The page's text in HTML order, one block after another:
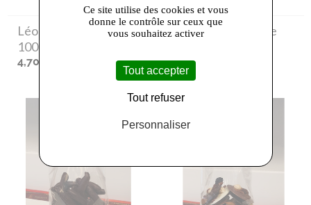
Léonidas
- Tablette
100g lait
4,70 €
Léonidas
- Tablette
4,70 €
Ce site utilise des cookies et vous
donne le contrôle sur ceux que
vous souhaitez activer
Tout accepter
Tout refuser
Personnaliser